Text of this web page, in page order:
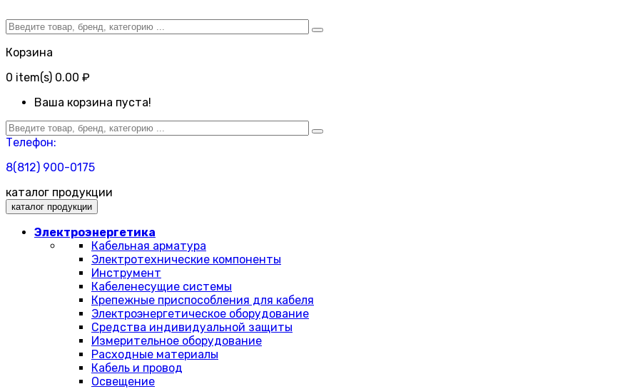
Корзина
0 item(s) 0.00 ₽
Ваша корзина пуста!
Телефон:
8(812) 900-0175
каталог продукции
каталог продукции
Электроэнергетика
Кабельная арматура
Электротехнические компоненты
Инструмент
Кабеленесущие системы
Крепежные приспособления для кабеля
Электроэнергетическое оборудование
Средства индивидуальной защиты
Измерительное оборудование
Расходные материалы
Кабель и провод
Освещение